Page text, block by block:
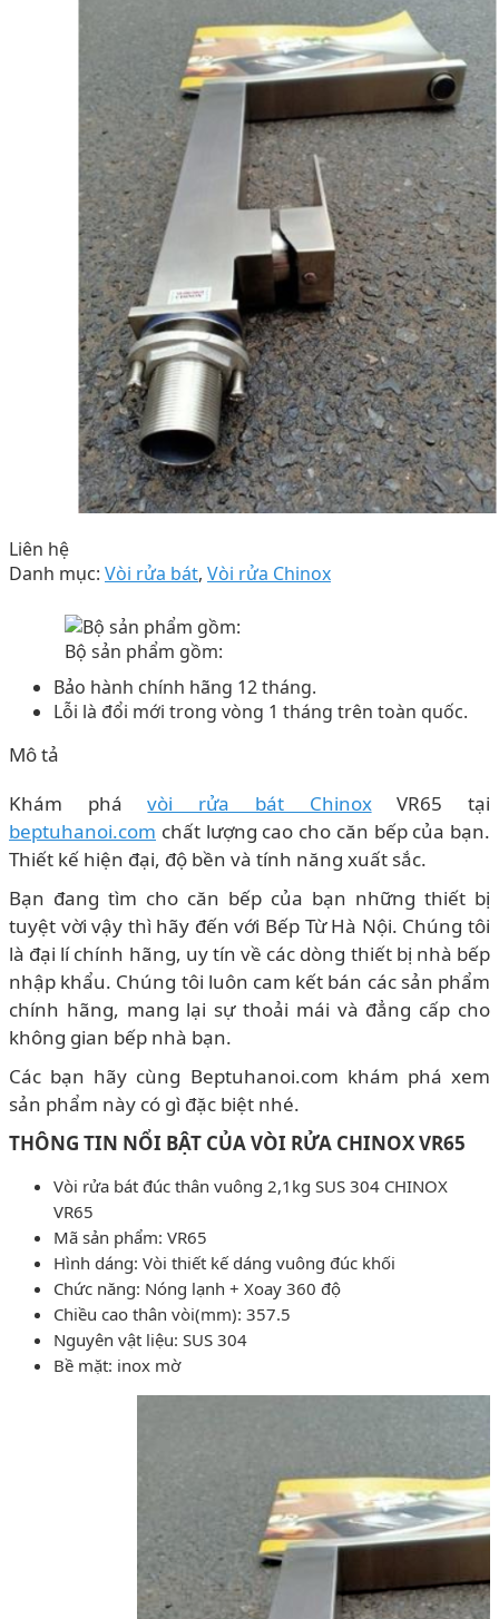
Liên hệ
Danh mục: Vòi rửa bát, Vòi rửa Chinox
Bộ sản phẩm gồm:
Bảo hành chính hãng 12 tháng.
Lỗi là đổi mới trong vòng 1 tháng trên toàn quốc.
Mô tả
Khám phávòi rửa bát ChinoxVR65 tại
beptuhanoi.com chất lượng cao cho căn bếp của bạn.
Thiết kế hiện đại, độ bền và tính năng xuất sắc.
Bạn đang tìm cho căn bếp của bạn những thiết bị
tuyệt vời vậy thì hãy đến với Bếp Từ Hà Nội. Chúng tôi
là đại lí chính hãng, uy tín về các dòng thiết bị nhà bếp
nhập khẩu. Chúng tôi luôn cam kết bán các sản phẩm
chính hãng, mang lại sự thoải mái và đẳng cấp cho
không gian bếp nhà bạn.
Các bạn hãy cùng Beptuhanoi.com khám phá xem
sản phẩm này có gì đặc biệt nhé.
THÔNG TIN NỔI BẬT CỦA VÒI RỬA CHINOX VR65
Vòi rửa bát đúc thân vuông 2,1kg SUS 304 CHINOX
VR65
Mã sản phẩm: VR65
Hình dáng: Vòi thiết kế dáng vuông đúc khối
Chức năng: Nóng lạnh + Xoay 360 độ
Chiều cao thân vòi(mm): 357.5
Nguyên vật liệu: SUS 304
Bề mặt: inox mờ